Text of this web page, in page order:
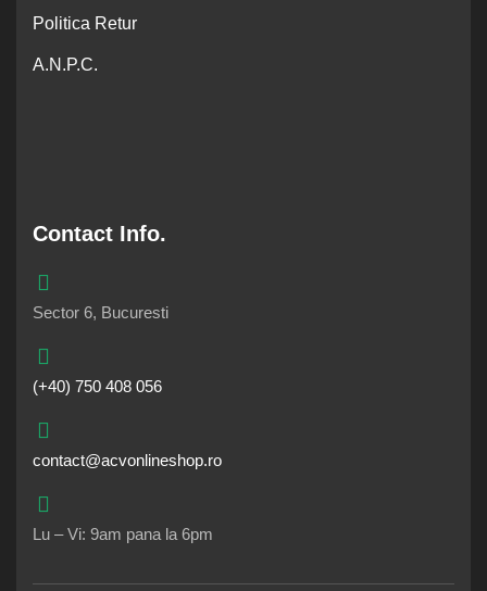
Politica Retur
A.N.P.C.
Contact Info.
Sector 6, Bucuresti
(+40) 750 408 056
contact@acvonlineshop.ro
Lu – Vi: 9am pana la 6pm